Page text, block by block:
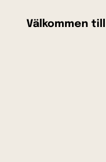
Välkommen